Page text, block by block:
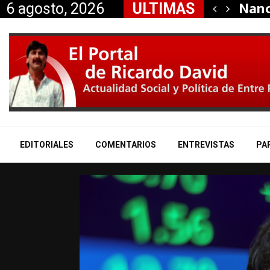
6 agosto, 2026 ULTIMAS
la renuncia…
EDITORIALES COMENTARIOS ENTREVISTAS